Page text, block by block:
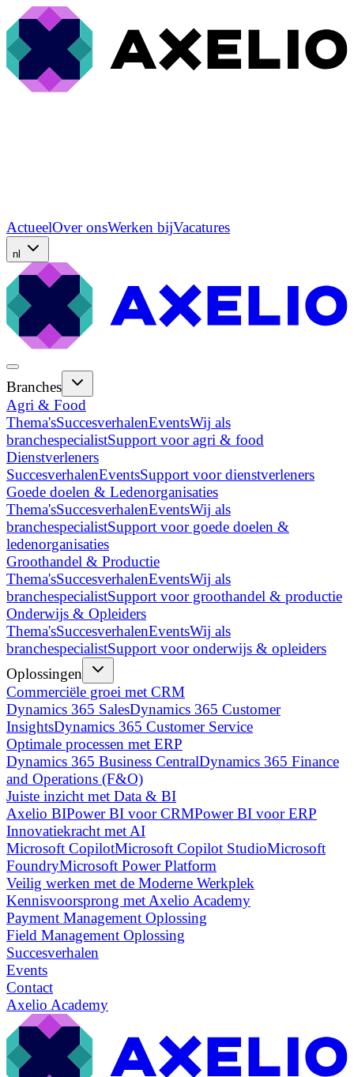
ActueelOver onsWerken bijVacatures
nl
Branches
Agri & Food
Thema'sSuccesverhalenEventsWij als
branchespecialistSupport voor agri & food
Dienstverleners
SuccesverhalenEventsSupport voor dienstverleners
Goede doelen & Ledenorganisaties
Thema'sSuccesverhalenEventsWij als
branchespecialistSupport voor goede doelen &
ledenorganisaties
Groothandel & Productie
Thema'sSuccesverhalenEventsWij als
branchespecialistSupport voor groothandel & productie
Onderwijs & Opleiders
Thema'sSuccesverhalenEventsWij als
branchespecialistSupport voor onderwijs & opleiders
Oplossingen
Commerciële groei met CRM
Dynamics 365 SalesDynamics 365 Customer
InsightsDynamics 365 Customer Service
Optimale processen met ERP
Dynamics 365 Business CentralDynamics 365 Finance
and Operations (F&O)
Juiste inzicht met Data & BI
Axelio BIPower BI voor CRMPower BI voor ERP
Innovatiekracht met AI
Microsoft CopilotMicrosoft Copilot StudioMicrosoft
FoundryMicrosoft Power Platform
Veilig werken met de Moderne Werkplek
Kennisvoorsprong met Axelio Academy
Payment Management Oplossing
Field Management Oplossing
Succesverhalen
Events
Contact
Axelio Academy